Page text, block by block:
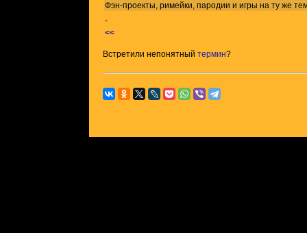
Фэн-проекты, римейки, пародии и игры на ту же
-
<<
Встретили непонятный термин?